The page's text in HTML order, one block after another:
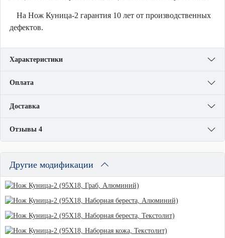
На Нож Куница-2 гарантия 10 лет от производственных
дефектов.
Характеристики
Оплата
Доставка
Отзывы 4
Другие модификации